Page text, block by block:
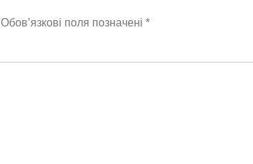
Обов’язкові поля позначені *